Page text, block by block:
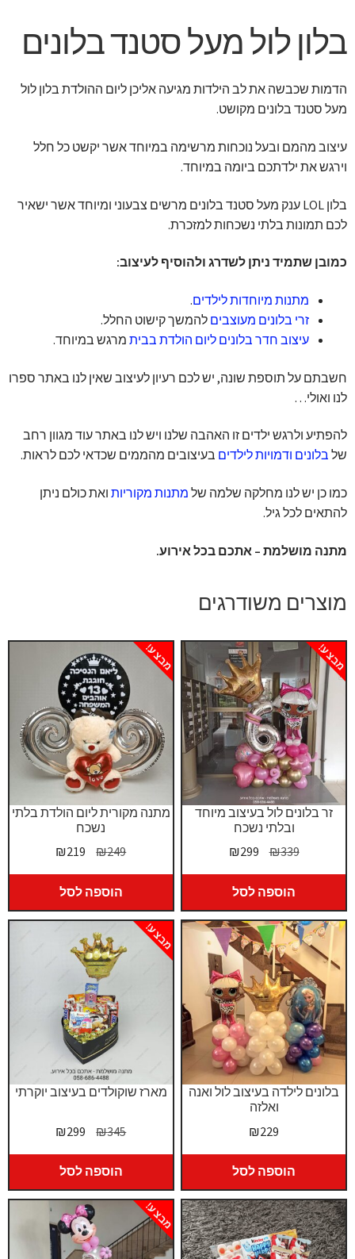
בלון לול מעל סטנד בלונים
הדמות שכבשה את לב הילדות מגיעה אליכן ליום ההולדת בלון לול
מעל סטנד בלונים מקושט.
עיצוב מהמם ובעל נוכחות מרשימה במיוחד אשר יקשט כל חלל
וירגש את ילדתכם ביומה במיוחד.
בלון LOL ענק מעל סטנד בלונים מרשים צבעוני ומיוחד אשר ישאיר
לכם תמונות בלתי נשכחות למזכרת.
כמובן שתמיד ניתן לשדרג ולהוסיף לעיצוב:
מתנות מיוחדות לילדים.
זרי בלונים מעוצבים להמשך קישוט החלל.
עיצוב חדר בלונים ליום הולדת בבית מרגש במיוחד.
חשבתם על תוספת שונה, יש לכם רעיון לעיצוב שאין לנו באתר ספרו
לנו ואולי…
להפתיע ולרגש ילדים זו האהבה שלנו ויש לנו באתר עוד מגוון רחב
של בלונים ודמויות לילדים בעיצובים מהממים שכדאי לכם לראות.
כמו כן יש לנו מחלקה שלמה של מתנות מקוריות ואת כולם ניתן
להתאים לכל גיל.
מתנה מושלמת – אתכם בכל אירוע.
מוצרים משודרגים
מתנה מקורית ליום הולדת בלתי
נשכח
מבצע!
₪249
המחיר
המקורי
היה:
₪249.
₪219
המחיר
הנוכחי
₪219.
הוספה לסל
זר בלונים לול בעיצוב מיוחד
ובלתי נשכח
מבצע!
₪339
המחיר
המקורי
היה:
₪339.
₪299
הנוכחי
₪299.
הוספה לסל
מארז שוקולדים בעיצוב יוקרתי
מבצע!
₪345
המחיר
היה:
₪345.
₪299
המחיר
₪299.
הוספה לסל
בלונים לילדה בעיצוב לול ואנה
ואלזה
₪229
הוספה לסל
מבצע!